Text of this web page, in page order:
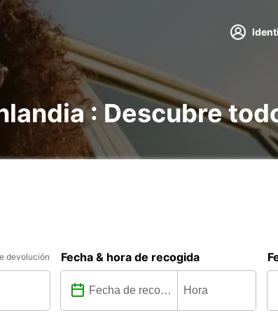
: Descubre
devolución Fecha & hora de recogida